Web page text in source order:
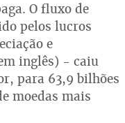
O fluxo de
pelos lucros
e
inglês) - caiu
para 63,9 bilhões
moedas mais